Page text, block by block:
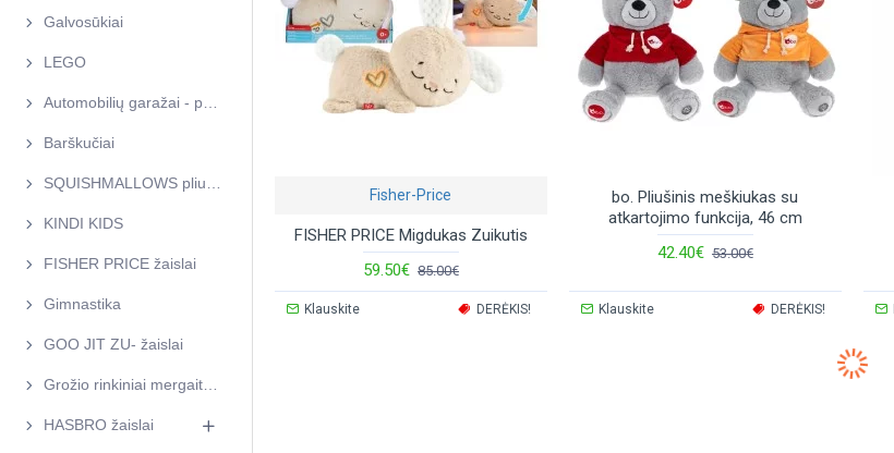
Galvosūkiai
LEGO
Barškučiai
KINDI KIDS
FISHER PRICE žaislai
Gimnastika
GOO JIT ZU- žaislai
HASBRO žaislai
Fisher-Price
FISHER PRICE Migdukas Zuikutis
59.50€ 85.00€
Klauskite DERĖKIS!
bo. Pliušinis meškiukas su
atkartojimo funkcija, 46 cm
42.40€ 53.00€
Klauskite DERĖKIS!